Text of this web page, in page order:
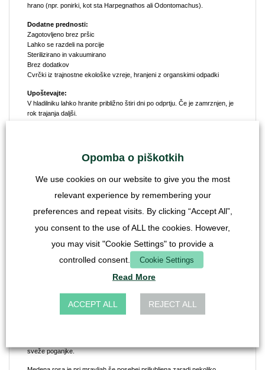
hrano (npr. ponirki, kot sta Harpegnathos ali Odontomachus).
Dodatne prednosti:
Zagotovljeno brez pršic
Lahko se razdeli na porcije
Sterilizirano in vakuumirano
Brez dodatkov
Cvrčki iz trajnostne ekološke vzreje, hranjeni z organskimi odpadki
Upoštevajte:
V hladilniku lahko hranite približno štiri dni po odprtju. Če je zamrznjen, je
rok trajanja daljši.
To je naravni proizvod, ki smo ga po obsežnih testiranjih v našem
laboratoriju izpopolnili in razvili v hrano, ki jo mravlje zelo dobro
koncentrirani prvotni obliki mravlje in njihova presnova ne sprejemajo
Bolgarije. Medena rosa se proizvaja le zelo omejen čas, približno dva
gozdovih in podnebja se v listih dreves shranjujejo bistvena hranila, ki jih
absorbirajo afide. Zato je ta mešanica medičine tako zaželena za mravlje.
Medena rosa se v nasprotju s cvetličnim medom pridobiva iz izločkov
sveže poganjke.
Opomba o piškotkih
We use cookies on our website to give you the most
relevant experience by remembering your
preferences and repeat visits. By clicking “Accept All”,
you consent to the use of ALL the cookies. However,
you may visit "Cookie Settings" to provide a
controlled consent.
Cookie Settings
Read More
ACCEPT ALL REJECT ALL